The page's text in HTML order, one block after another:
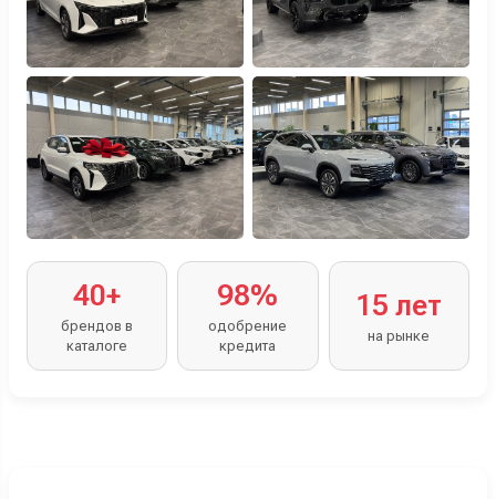
40+
брендов в
каталоге
98%
одобрение
кредита
15 лет
на рынке